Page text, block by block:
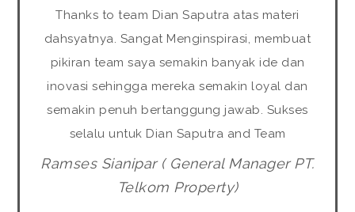
Thanks to team Dian Saputra atas materi
dahsyatnya. Sangat Menginspirasi, membuat
pikiran team saya semakin banyak ide dan
inovasi sehingga mereka semakin loyal dan
semakin penuh bertanggung jawab. Sukses
selalu untuk Dian Saputra and Team
Ramses Sianipar ( General Manager PT.
Telkom Property)